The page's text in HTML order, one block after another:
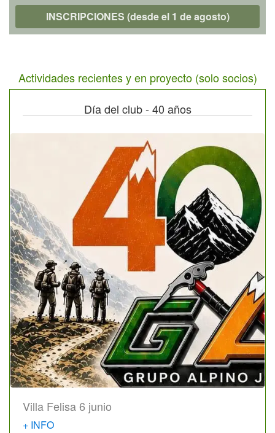
INSCRIPCIONES (desde el 1 de agosto)
Actividades recientes y en proyecto (solo socios)
Día del club - 40 años
Villa Felisa 6 junio
+ INFO